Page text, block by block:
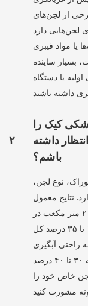
از لجن‌های
لجن‌هایی دارد
یا مواد فیبری
بسیار ساینده
یا دستگاه
۲
کیک را
داشته
باشم؟
نوع لجن،
نتایج معمول
برای بسیاری از لجن‌ها، نرخ خوراک ۵ تا ۲۰ متر مکعب در
ساعت و جامدات کیک در محدوده ۱۸ تا ۳۵ درصد کل
راحتی آبگیری
می‌شوند، می‌توانند در شرایط بهینه به ۳۰ تا ۴۰ درصد TS
خاص خود را